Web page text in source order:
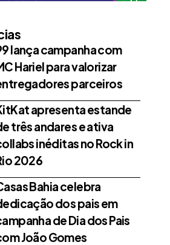
lança campanha com
Hariel para valorizar
parceiros
apresenta estande
três andares e ativa
inéditas no Rock in
2026
Bahia celebra
dos pais em
de Dia dos Pais
João Gomes